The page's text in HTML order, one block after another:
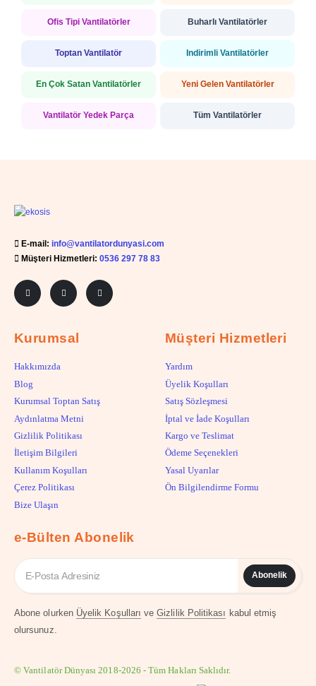
Ofis Tipi Vantilatörler Buharlı Vantilatörler
Toptan Vantilatör İndirimli Vantilatörler
En Çok Satan Vantilatörler Yeni Gelen Vantilatörler
Vantilatör Yedek Parça Tüm Vantilatörler
E-mail: info@vantilatordunyasi.com
Müşteri Hizmetleri: 0536 297 78 83
Kurumsal
Hakkımızda
Blog
Kurumsal Toptan Satış
Aydınlatma Metni
Gizlilik Politikası
İletişim Bilgileri
Kullanım Koşulları
Çerez Politikası
Bize Ulaşın
Müşteri Hizmetleri
Yardım
Üyelik Koşulları
Satış Sözleşmesi
İptal ve İade Koşulları
Kargo ve Teslimat
Ödeme Seçenekleri
Yasal Uyarılar
Ön Bilgilendirme Formu
e-Bülten Abonelik
Abonelik
Abone olurken Üyelik Koşulları veGizlilik Politikası kabul etmiş
olursunuz.
© Vantilatör Dünyası 2018-2026 - Tüm Hakları Saklıdır.